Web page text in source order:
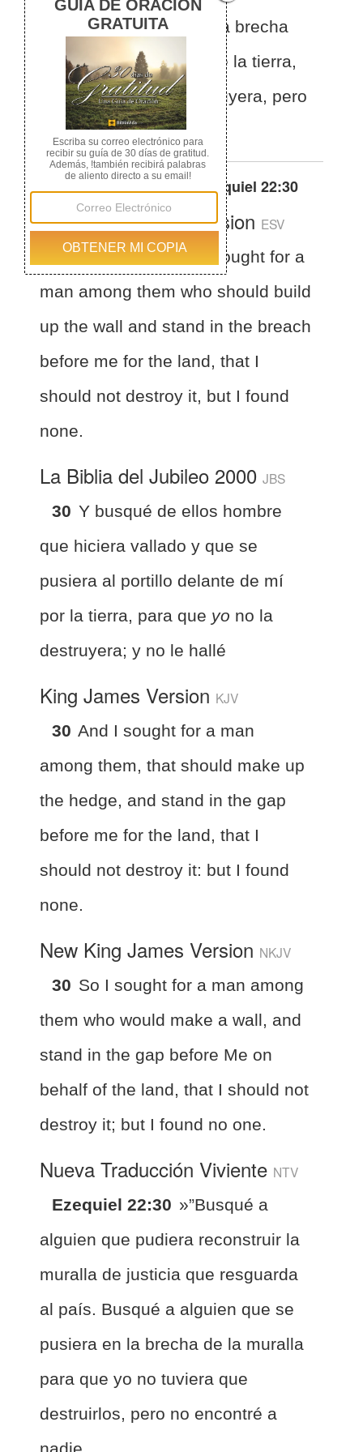
y se pusiera en pie en la brecha
delante de mí a favor de la tierra,
para que yo no la destruyera, pero
no lo hallé.
Otras traducciones deEzequiel 22:30
English Standard Version ESV
Ezekiel 22:30 And I sought for a
man among them who should build
up the wall and stand in the breach
before me for the land, that I
should not destroy it, but I found
none.
La Biblia del Jubileo 2000 JBS
30 Y busqué de ellos hombre
que hiciera vallado y que se
pusiera al portillo delante de mí
por la tierra, para que yo no la
destruyera; y no le hallé
King James Version KJV
30 And I sought for a man
among them, that should make up
the hedge, and stand in the gap
before me for the land, that I
should not destroy it: but I found
none.
New King James Version NKJV
30 So I sought for a man among
them who would make a wall, and
stand in the gap before Me on
behalf of the land, that I should not
destroy it; but I found no one.
Nueva Traducción Viviente NTV
Ezequiel 22:30 »”Busqué a
alguien que pudiera reconstruir la
muralla de justicia que resguarda
al país. Busqué a alguien que se
pusiera en la brecha de la muralla
para que yo no tuviera que
destruirlos, pero no encontré a
nadie.